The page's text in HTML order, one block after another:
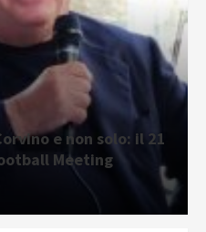
e non solo: il 21
Meeting